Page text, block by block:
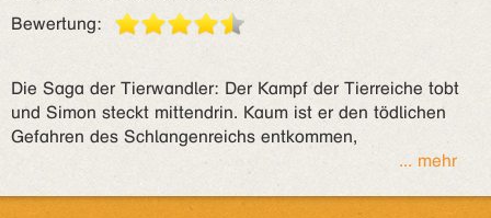
Bewertung:
Die Saga der Tierwandler: Der Kampf der Tierreiche tobt
und Simon steckt mittendrin. Kaum ist er den tödlichen
Gefahren des Schlangenreichs entkommen,
... mehr